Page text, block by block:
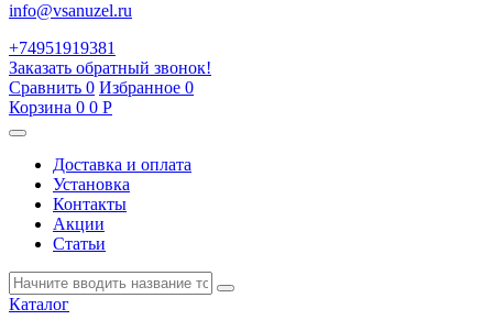
info@vsanuzel.ru
+74951919381
Заказать обратный звонок!
Сравнить 0 Избранное 0
Корзина 0 0 Р
Доставка и оплата
Установка
Контакты
Акции
Статьи
Каталог